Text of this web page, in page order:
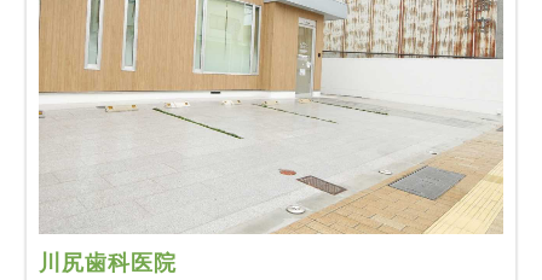
川尻歯科医院